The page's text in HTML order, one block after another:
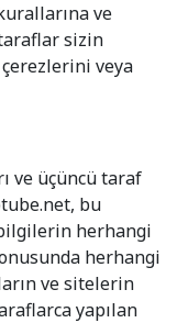
ve
sizin
veya
ve üçüncü taraf
bu
herhangi
herhangi
ve sitelerin
yapılan